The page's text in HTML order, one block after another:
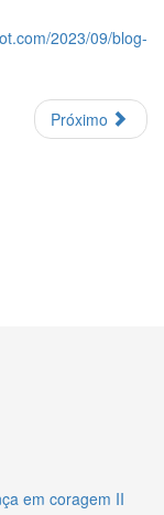
2023/09/blog-
Próximo
em coragem II